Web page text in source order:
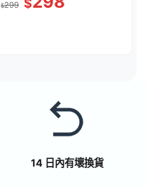
$299 $
14 日內有壞換貨